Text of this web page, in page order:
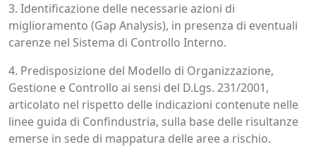
3. Identificazione delle necessarie azioni di
miglioramento (Gap Analysis), in presenza di eventuali
carenze nel Sistema di Controllo Interno.
4. Predisposizione del Modello di Organizzazione,
Gestione e Controllo ai sensi del D.Lgs. 231/2001,
articolato nel rispetto delle indicazioni contenute nelle
linee guida di Confindustria, sulla base delle risultanze
emerse in sede di mappatura delle aree a rischio.